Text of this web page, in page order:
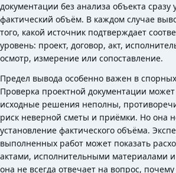
документации без анализа объекта сразу
фактический объём. В каждом случае
того, какой источник подтверждает
уровень: проект, договор, акт,
осмотр, измерение или сопоставление.
Предел вывода особенно важен в
Проверка проектной документации может
исходные решения неполны,
риск неверной сметы и приёмки. Но она
установление фактического объёма.
выполненных работ может показать
актами, исполнительными материалами
она не всегда отвечает на вопрос,